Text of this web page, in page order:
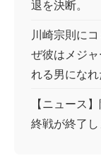
退を決断。
川崎宗則に
ぜ彼はメジ
れる男になれ
【ニュース
終戦が終了し